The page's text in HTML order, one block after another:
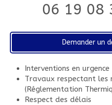
06 19 08
Demander un
Interventions en urgence
Travaux respectant les
(Réglementation
Respect des délais